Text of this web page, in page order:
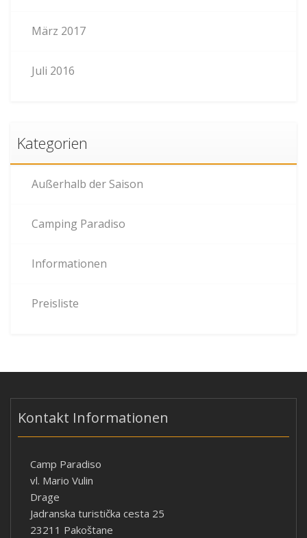
März 2017
Juli 2016
Kategorien
Außerhalb der Saison
Camping Paradiso
Informationen
Preisliste
Kontakt Informationen
Camp Paradiso
vl. Mario Vulin
Drage
Jadranska turistička cesta 25
23211 Pakoštane